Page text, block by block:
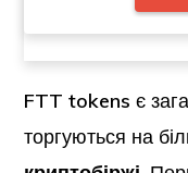
FTT tokensє
торгуються на